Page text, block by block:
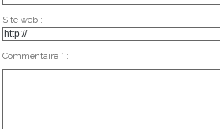
Site web :
Commentaire * :